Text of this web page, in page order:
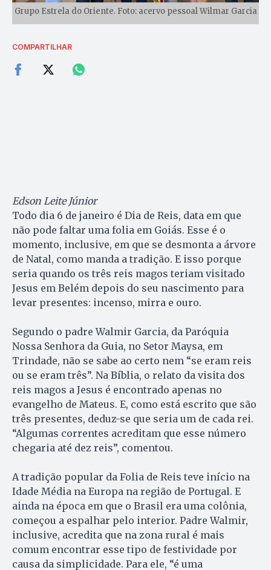
Grupo Estrela do Oriente. Foto: acervo pessoal Wilmar Garcia
COMPARTILHAR
Edson Leite Júnior
Todo dia 6 de janeiro é Dia de Reis, data em que
não pode faltar uma folia em Goiás. Esse é o
momento, inclusive, em que se desmonta a árvore
de Natal, como manda a tradição. E isso porque
seria quando os três reis magos teriam visitado
Jesus em Belém depois do seu nascimento para
levar presentes: incenso, mirra e ouro.
Segundo o padre Walmir Garcia, da Paróquia
Nossa Senhora da Guia, no Setor Maysa, em
Trindade, não se sabe ao certo nem “se eram reis
ou se eram três”. Na Bíblia, o relato da visita dos
reis magos a Jesus é encontrado apenas no
evangelho de Mateus. E, como está escrito que são
três presentes, deduz-se que seria um de cada rei.
“Algumas correntes acreditam que esse número
chegaria até dez reis”, comentou.
A tradição popular da Folia de Reis teve início na
Idade Média na Europa na região de Portugal. E
ainda na época em que o Brasil era uma colônia,
começou a espalhar pelo interior. Padre Walmir,
inclusive, acredita que na zona rural é mais
comum encontrar esse tipo de festividade por
causa da simplicidade. Para ele, “é uma